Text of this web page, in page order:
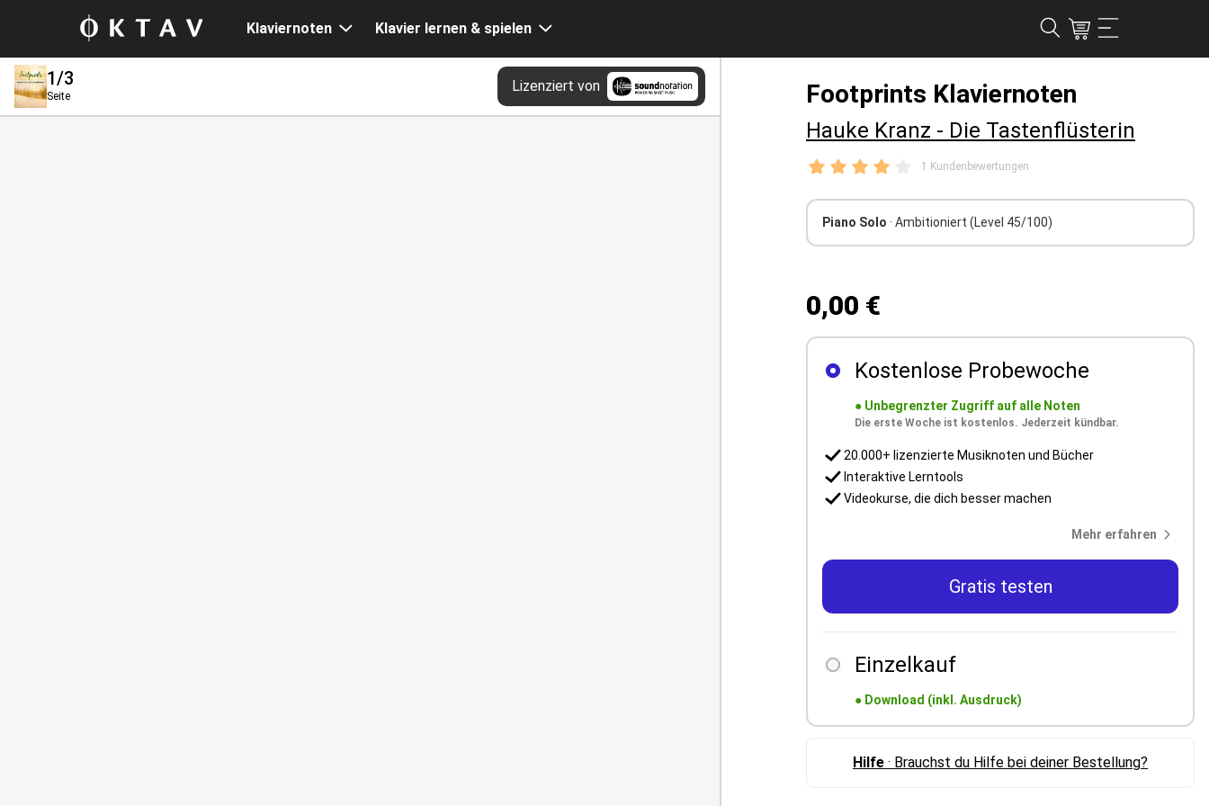
Klaviernoten Klavier lernen & spielen
1/3
Seite
Lizenziert von Footprints Klaviernoten
Hauke Kranz - Die Tastenflüsterin
1 Kundenbewertungen
Piano Solo · Ambitioniert (Level 45/100)
0,00 €
Kostenlose Probewoche
● Unbegrenzter Zugriff auf alle Noten
Die erste Woche ist kostenlos. Jederzeit kündbar.
20.000+ lizenzierte Musiknoten und Bücher
Interaktive Lerntools
Videokurse, die dich besser machen
Mehr erfahren
Gratis testen
Einzelkauf
● Download (inkl. Ausdruck)
Hilfe · Brauchst du Hilfe bei deiner Bestellung?